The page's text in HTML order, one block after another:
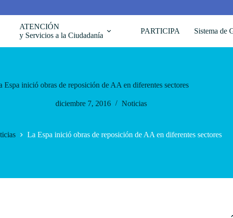
ATENCIÓN
y Servicios a la Ciudadanía
PARTICIPA Sistema de
Espa inició obras de reposición de AA en diferentes sectores
diciembre 7, 2016 Noticias
La Espa inició obras de reposición de AA en diferentes sectores